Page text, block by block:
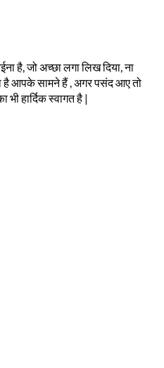
है, जो अच्छा लगा लिख दिया, ना
है आपके सामने हैं , अगर पसंद आए तो
भी हार्दिक स्वागत है |